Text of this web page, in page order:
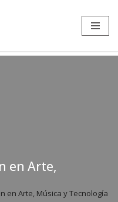
en Arte,
en Arte, Música y Tecnología